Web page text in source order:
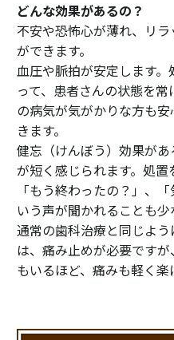
どんな効果があるの？
不安や恐怖心が薄れ、リ
ができます。
血圧や脈拍が安定します
って、患者さんの状態を
の病気が気がかりな方も
きます。
健忘（けんぼう）効果が
が短く感じられます。処置
「もう終わったの？」、
いう声が聞かれることも少
通常の歯科治療と同じよ
は、痛み止めが必要です
もいるほど、痛みも軽く楽